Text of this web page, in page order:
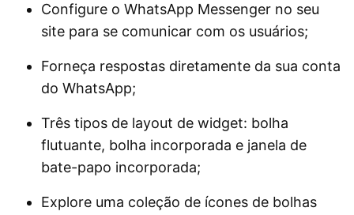
Configure o WhatsApp Messenger no seu
site para se comunicar com os usuários;
Forneça respostas diretamente da sua conta
do WhatsApp;
Três tipos de layout de widget: bolha
flutuante, bolha incorporada e janela de
bate-papo incorporada;
Explore uma coleção de ícones de bolhas